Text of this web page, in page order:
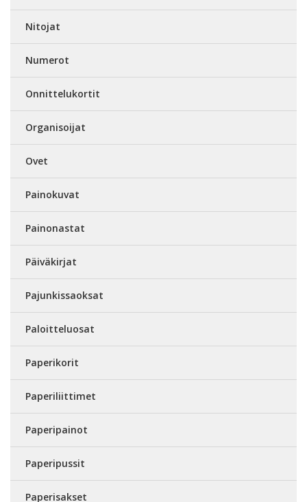
Nitojat
Numerot
Onnittelukortit
Organisoijat
Ovet
Painokuvat
Painonastat
Päiväkirjat
Pajunkissaoksat
Paloitteluosat
Paperikorit
Paperiliittimet
Paperipainot
Paperipussit
Paperisakset